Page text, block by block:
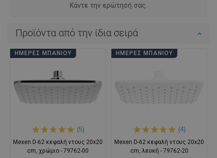
Κάντε την ερώτησή σας.
Προϊόντα από την ίδια σειρά
ΗΜΈΡΕΣ ΜΠΆΝΙΟΥ
(5)
Mexen D-62 κεφαλή ντους 20x20
cm, χρώμιο - 79762-00
ΗΜΈΡΕΣ ΜΠΆΝΙΟΥ
(4)
Mexen D-62 κεφαλή ντους 20x20
cm, λευκή - 79762-20